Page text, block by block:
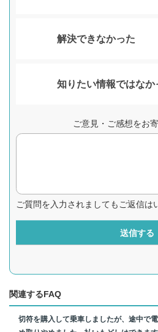
解決できなかった
知りたい情報ではなか
ご意見・ご感想をお
ご質問を入力されましてもご返信は
送信する
関連するFAQ
切符を購入して乗車しましたが、途中で